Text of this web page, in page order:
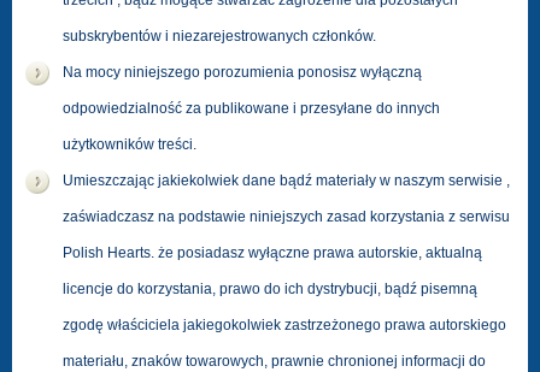
subskrybentów i niezarejestrowanych członków.
Na mocy niniejszego porozumienia ponosisz wyłączną
odpowiedzialność za publikowane i przesyłane do innych
użytkowników treści.
Umieszczając jakiekolwiek dane bądź materiały w naszym serwisie ,
zaświadczasz na podstawie niniejszych zasad korzystania z serwisu
Polish Hearts. że posiadasz wyłączne prawa autorskie, aktualną
licencje do korzystania, prawo do ich dystrybucji, bądź pisemną
zgodę właściciela jakiegokolwiek zastrzeżonego prawa autorskiego
materiału, znaków towarowych, prawnie chronionej informacji do